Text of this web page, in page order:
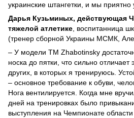
украинские штангетки, и мы приятно
Дарья Кузьминых, действующая
тяжелой атлетике , воспитанница
(тренер сборной Украины МСМК,
– У модели TM Zhabotinsky
носка до пятки, что сильно отличает
других, в которых я тренируюсь.
– основное требование к обуви,
Нога вентилируется. Когда мне
дней на тренировках было
выступления на Чемпионате